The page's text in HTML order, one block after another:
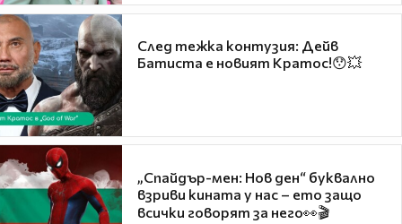
След тежка контузия: Дейв
Батиста е новият Кратос!😯💥
„Спайдър-мен: Нов ден“ буквално
взриви кината у нас – ето защо
всички говорят за него👀🎬